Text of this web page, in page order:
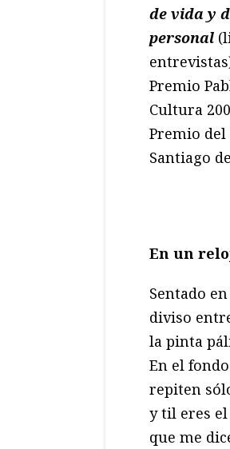
de vida y
personal
Premio
Cultura
Premio
Santiago
En un
Sentado
diviso
la pinta
En el
repiten
y til eres
que me